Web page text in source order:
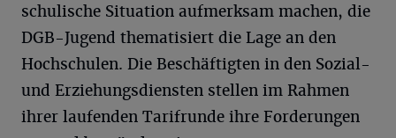
schulische Situation aufmerksam machen, die
DGB-Jugend thematisiert die Lage an den
Hochschulen. Die Beschäftigten in den Sozial-
und Erziehungsdiensten stellen im Rahmen
ihrer laufenden Tarifrunde ihre Forderungen